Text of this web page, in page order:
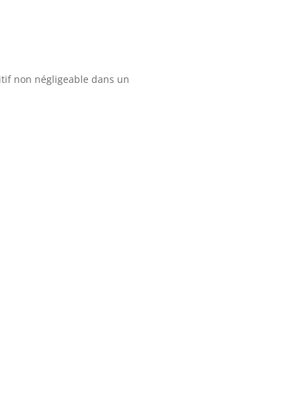
non négligeable dans un